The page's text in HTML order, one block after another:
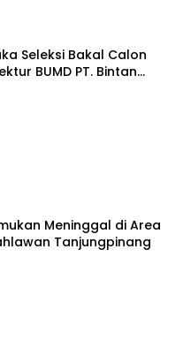
Seleksi Bakal Calon
BUMD PT. Bintan
Meninggal di Area
Tanjungpinang